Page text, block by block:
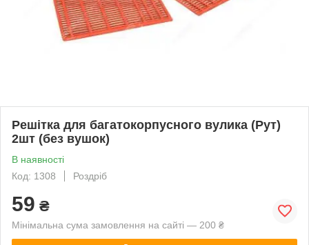
Решітка для багатокорпусного вулика (Рут)
2шт (без вушок)
В наявності
Код: 1308
Роздріб
59 ₴
Мінімальна сума замовлення на сайті — 200 ₴